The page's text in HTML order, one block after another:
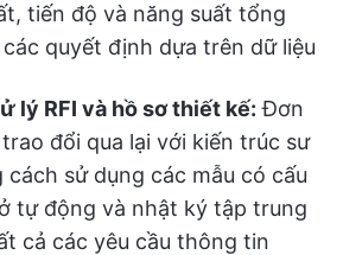
tiến độ và năng suất tổng
quyết định dựa trên dữ liệu
lý RFI và hồ sơ thiết kế: Đơn
đổi qua lại với kiến trúc sư
cách sử dụng các mẫu có cấu
tự động và nhật ký tập trung
cả các yêu cầu thông tin